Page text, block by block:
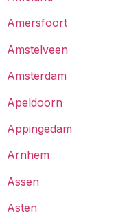
Amersfoort
Amstelveen
Amsterdam
Apeldoorn
Appingedam
Arnhem
Assen
Asten